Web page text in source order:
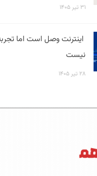
۳۱ تیر ۱۴۰۵
اینترنت وصل است اما
نیست
۲۸ تیر ۱۴۰۵